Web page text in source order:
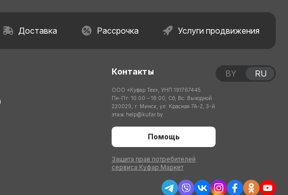
Доставка Рассрочка Услуги продвижения
Контакты
ООО «Куфар Тех», УНП 191767445
Пн-Пт: 10:00 – 18:00; Сб, Вс: Выходной
220029, г. Минск, ул. Красная 7А-2, 3-й
этаж help@kufar.by
Помощь
Защита прав потребителей
сервиса Куфар Маркет
BY RU